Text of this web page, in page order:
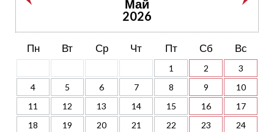
Май
2026
Пн Вт Ср Чт Пт Сб Вс
1 2
3
4
5 6 7 8 9
10
11
12 13 14 15 16
17
18
19 20 21 22 23
24